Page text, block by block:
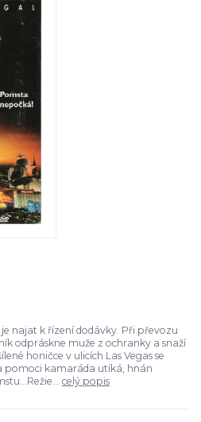
najat k řízení dodávky. Při převozu
odpráskne muže z ochranky a snaží
honičce v ulicích Las Vegas se
pomoci kamaráda utíká, hnán
celý popis